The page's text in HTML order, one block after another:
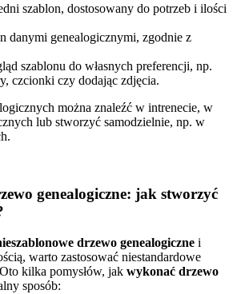
szablon, dostosowany do potrzeb i ilości
danymi genealogicznymi, zgodnie z
szablonu do własnych preferencji, np.
czcionki czy dodając zdjęcia.
można znaleźć w intrenecie, w
lub stworzyć samodzielnie, np. w
genealogiczne: jak stworzyć
drzewo genealogiczne i
warto zastosować niestandardowe
kilka pomysłów, jak wykonać drzewo
sposób: